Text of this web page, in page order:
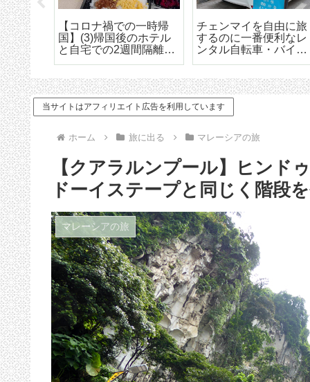
でオ
人気
菜創
ラン
チェンマイ長期滞在の
ための住まい探しはこ
うやろう エリア選び
TM-30とは何か、初回
け出の方法などの詳細
な解説
当サイトはアフィリエイト広告を利用しています
ホーム 旅に出る マレーシアの旅
【クアラルンプール】ヒンド
ドーイステープと同じく階段
マレーシアの旅